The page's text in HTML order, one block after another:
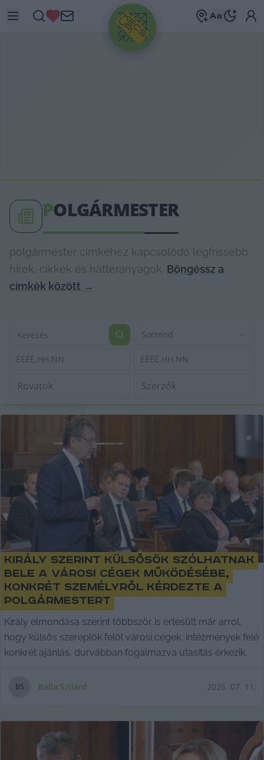
HIRDETÉS
POLGÁRMESTER
polgármester címkéhez kapcsolódó legfrissebb
hírek, cikkek és háttéranyagok. Böngéssz a
címkék között →
Sorrend
ÉÉÉÉ.HH.NN ÉÉÉÉ.HH.NN
Király szerint külsősök szólhatnak
bele a városi cégek működésébe,
konkrét személyről kérdezte a
polgármestert
Király elmondása szerint többször is értesült már arról,
hogy külsős szereplők felől városi cégek, intézmények felé
konkrét ajánlás, durvábban fogalmazva utasítás érkezik.
BS Balla Szilárd 2026. 07. 11.